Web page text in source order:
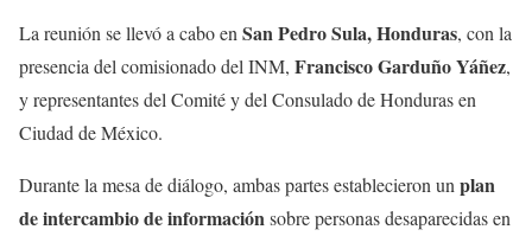
La reunión se llevó a cabo en San Pedro Sula, Honduras, con la
presencia del comisionado del INM, Francisco Garduño Yáñez,
y representantes del Comité y del Consulado de Honduras en
Ciudad de México.
Durante la mesa de diálogo, ambas partes establecieron un plan
de intercambio de informaciónsobre personas desaparecidas en